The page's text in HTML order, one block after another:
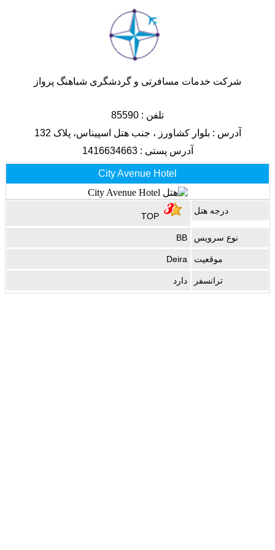
شرکت خدمات مسافرتی و گردشگری شباهنگ پرواز
تلفن : 85590
آدرس : بلوار كشاورز ، جنب هتل اسپیناس، پلاک 132
آدرس پستی : 1416634663
City Avenue Hotel
درجه هتل
نوع سرویس BB
موقعيت Deira
ترانسفر دارد